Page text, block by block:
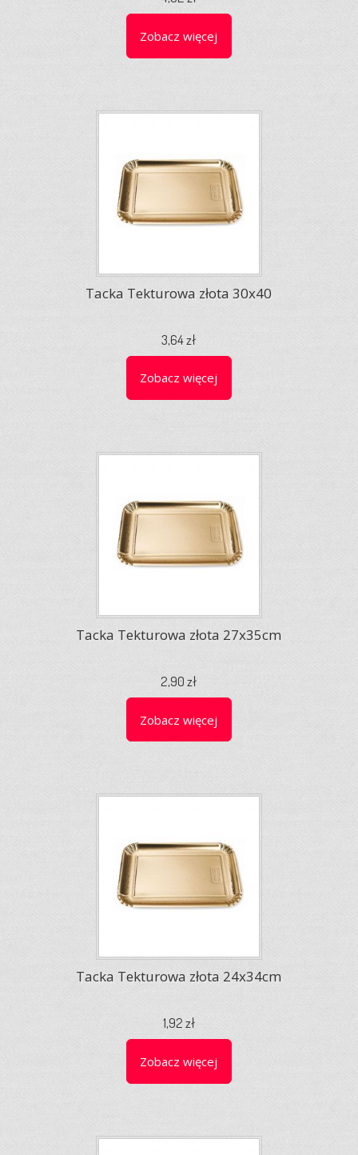
Zobacz więcej
Tacka Tekturowa złota 30x40
3,64 zł
Zobacz więcej
Tacka Tekturowa złota 27x35cm
2,90 zł
Zobacz więcej
Tacka Tekturowa złota 24x34cm
1,92 zł
Zobacz więcej